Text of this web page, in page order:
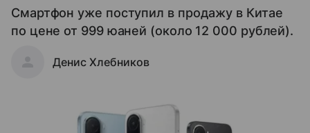
Смартфон уже поступил в продажу в Китае
по цене от 999 юаней (около 12 000 рублей).
Денис Хлебников